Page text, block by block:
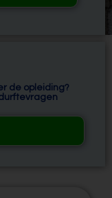
de opleiding?